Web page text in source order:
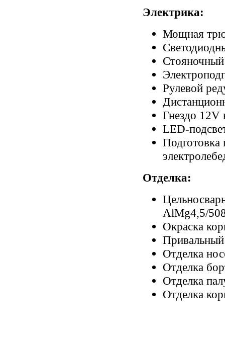
Электрика:
Мощная
Стояночный
Рулевой
Гнездо 12V
LED-
Подготовка
Отделка:
AlMg4,5/
Окраска
Отделка
Отделка
Отделка
Отделка